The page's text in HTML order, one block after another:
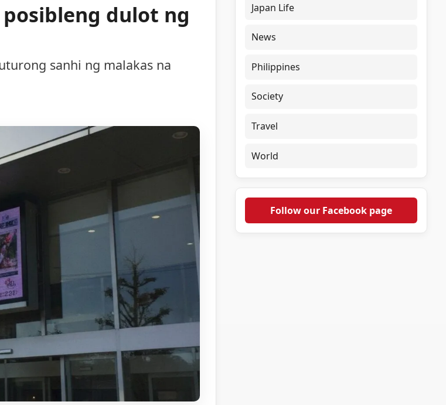
dulot ng
sanhi ng malakas na
Japan Life
News
Philippines
Society
Travel
World
Follow our Facebook page